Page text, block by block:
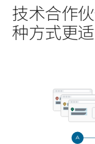
技术合作
种方式更适